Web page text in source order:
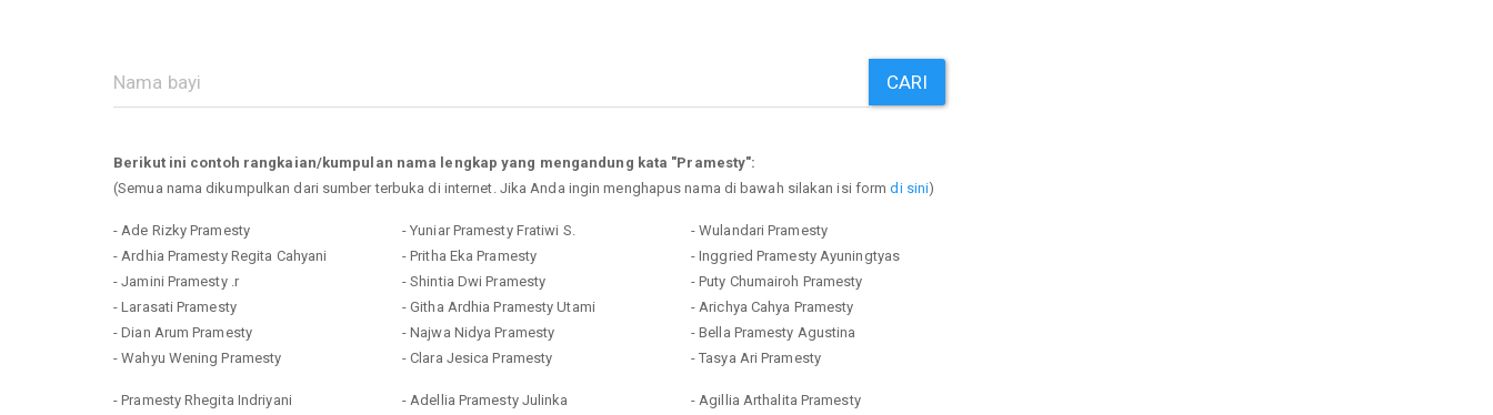
CARI
Berikut ini contoh rangkaian/kumpulan nama lengkap yang mengandung kata "Pramesty":
(Semua nama dikumpulkan dari sumber terbuka di internet. Jika Anda ingin menghapus nama di bawah silakan isi formdi sini)
- Ade Rizky Pramesty
- Ardhia Pramesty Regita Cahyani
- Jamini Pramesty .r
- Larasati Pramesty
- Dian Arum Pramesty
- Wahyu Wening Pramesty
- Yuniar Pramesty Fratiwi S.
- Pritha Eka Pramesty
- Shintia Dwi Pramesty
- Githa Ardhia Pramesty Utami
- Najwa Nidya Pramesty
- Clara Jesica Pramesty
- Wulandari Pramesty
- Inggried Pramesty Ayuningtyas
- Puty Chumairoh Pramesty
- Arichya Cahya Pramesty
- Bella Pramesty Agustina
- Tasya Ari Pramesty
- Pramesty Rhegita Indriyani
- Adellia Pramesty Julinka
- Agillia Arthalita Pramesty